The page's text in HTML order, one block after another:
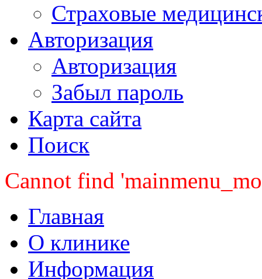
Страховые
Авторизация
Авторизация
Забыл пароль
Карта сайта
Поиск
Cannot find
Главная
О клинике
Информация